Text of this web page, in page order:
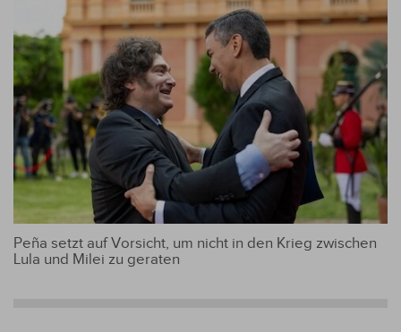
Peña setzt auf Vorsicht, um nicht in den Krieg zwischen
Lula und Milei zu geraten